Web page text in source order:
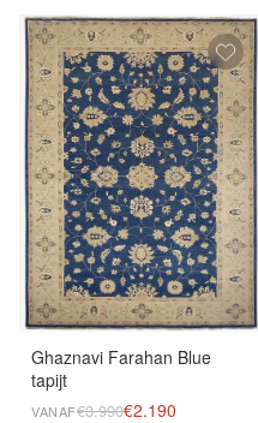
Ghaznavi Farahan Blue
tapijt
VANAF€3.990€2.190